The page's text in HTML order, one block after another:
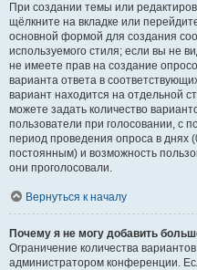
При создании темы или
щёлкните на вкладке или
основной формой для создания
используемого стиля; если вы не
не имеете прав на создание
варианта ответа в
вариант находится на отдельной
можете задать количество
пользователи при голосовании, с
период проведения опроса в днях
постоянным) и возможность
они проголосовали.
Вернуться к началу
Почему я не могу добавить
Ограничение количества
администратором конференции.